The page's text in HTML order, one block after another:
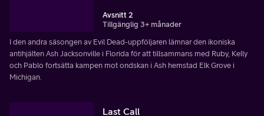
Avsnitt 2
Tillgänglig 3+ månader
I den andra säsongen av Evil Dead-uppföljaren lämnar den ikoniska
antihjälten Ash Jacksonville i Florida för att tillsammans med Ruby, Kelly
och Pablo fortsätta kampen mot ondskan i Ash hemstad Elk Grove i
Michigan.
Last Call